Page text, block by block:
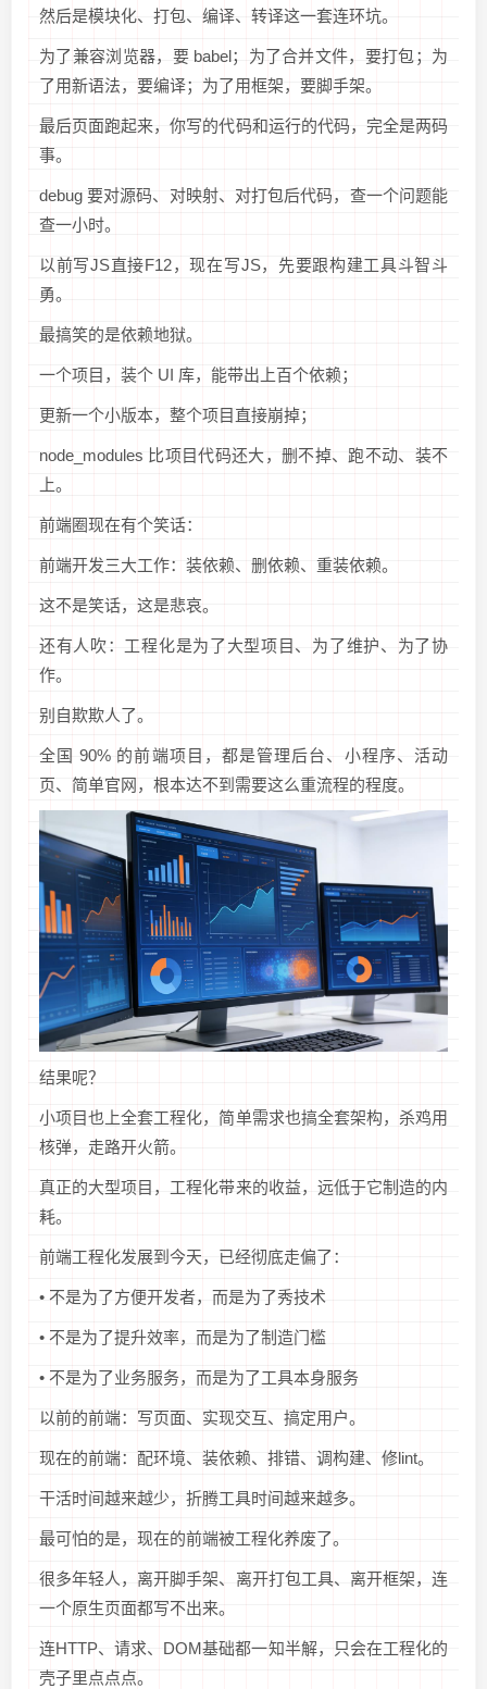
然后是模块化、打包、编译、转译这一套连环坑。
为了兼容浏览器，要 babel；为了合并文件，要打包；为
了用新语法，要编译；为了用框架，要脚手架。
最后页面跑起来，你写的代码和运行的代码，完全是两码
事。
debug 要对源码、对映射、对打包后代码，查一个问题能
查一小时。
以前写JS直接F12，现在写JS，先要跟构建工具斗智斗
勇。
最搞笑的是依赖地狱。
一个项目，装个 UI 库，能带出上百个依赖；
更新一个小版本，整个项目直接崩掉；
node_modules 比项目代码还大，删不掉、跑不动、装不
上。
前端圈现在有个笑话：
前端开发三大工作：装依赖、删依赖、重装依赖。
这不是笑话，这是悲哀。
还有人吹：工程化是为了大型项目、为了维护、为了协
作。
别自欺欺人了。
全国 90% 的前端项目，都是管理后台、小程序、活动
页、简单官网，根本达不到需要这么重流程的程度。
结果呢？
小项目也上全套工程化，简单需求也搞全套架构，杀鸡用
核弹，走路开火箭。
真正的大型项目，工程化带来的收益，远低于它制造的内
耗。
前端工程化发展到今天，已经彻底走偏了：
• 不是为了方便开发者，而是为了秀技术
• 不是为了提升效率，而是为了制造门槛
• 不是为了业务服务，而是为了工具本身服务
以前的前端：写页面、实现交互、搞定用户。
现在的前端：配环境、装依赖、排错、调构建、修lint。
干活时间越来越少，折腾工具时间越来越多。
最可怕的是，现在的前端被工程化养废了。
很多年轻人，离开脚手架、离开打包工具、离开框架，连
一个原生页面都写不出来。
连HTTP、请求、DOM基础都一知半解，只会在工程化的
壳子里点点点。